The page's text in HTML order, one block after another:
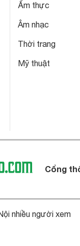
Ẩm thực
Âm nhạc
Thời trang
Mỹ thuật
Cổng
nhiều người xem